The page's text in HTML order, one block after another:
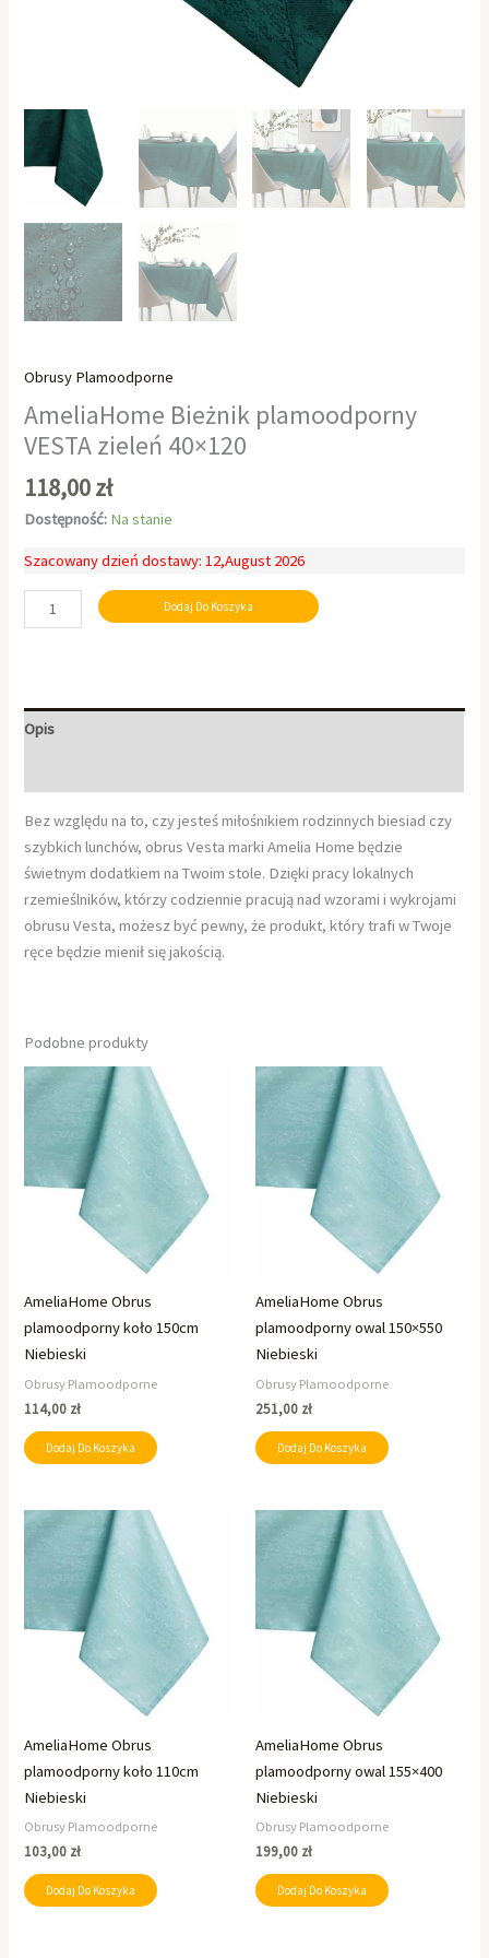
Obrusy Plamoodporne
AmeliaHome Bieżnik plamoodporny
VESTA zieleń 40×120
118,00zł
Dostępność: Na stanie
Szacowany dzień dostawy: 12,August 2026
Dodaj Do Koszyka
Opis
Bez względu na to, czy jesteś miłośnikiem rodzinnych biesiad czy
szybkich lunchów, obrus Vesta marki Amelia Home będzie
świetnym dodatkiem na Twoim stole. Dzięki pracy lokalnych
rzemieślników, którzy codziennie pracują nad wzorami i wykrojami
obrusu Vesta, możesz być pewny, że produkt, który trafi w Twoje
ręce będzie mienił się jakością.
Podobne produkty
AmeliaHome Obrus
plamoodporny koło 150cm
Niebieski
Obrusy Plamoodporne
114,00 zł
Dodaj Do Koszyka
AmeliaHome Obrus
plamoodporny owal 150×550
Niebieski
Obrusy Plamoodporne
251,00 zł
Dodaj Do Koszyka
AmeliaHome Obrus
plamoodporny koło 110cm
Niebieski
Obrusy Plamoodporne
103,00 zł
Dodaj Do Koszyka
AmeliaHome Obrus
plamoodporny owal 155×400
Niebieski
Obrusy Plamoodporne
199,00 zł
Dodaj Do Koszyka